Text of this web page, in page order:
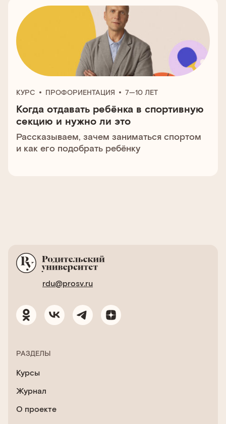
КУРС ПРОФОРИЕНТАЦИЯ 7—10 ЛЕТ
Когда отдавать ребёнка в спортивную
секцию и нужно ли это
Рассказываем, зачем заниматься спортом
и как его подобрать ребёнку
rdu@prosv.ru
РАЗДЕЛЫ
Курсы
Журнал
О проекте